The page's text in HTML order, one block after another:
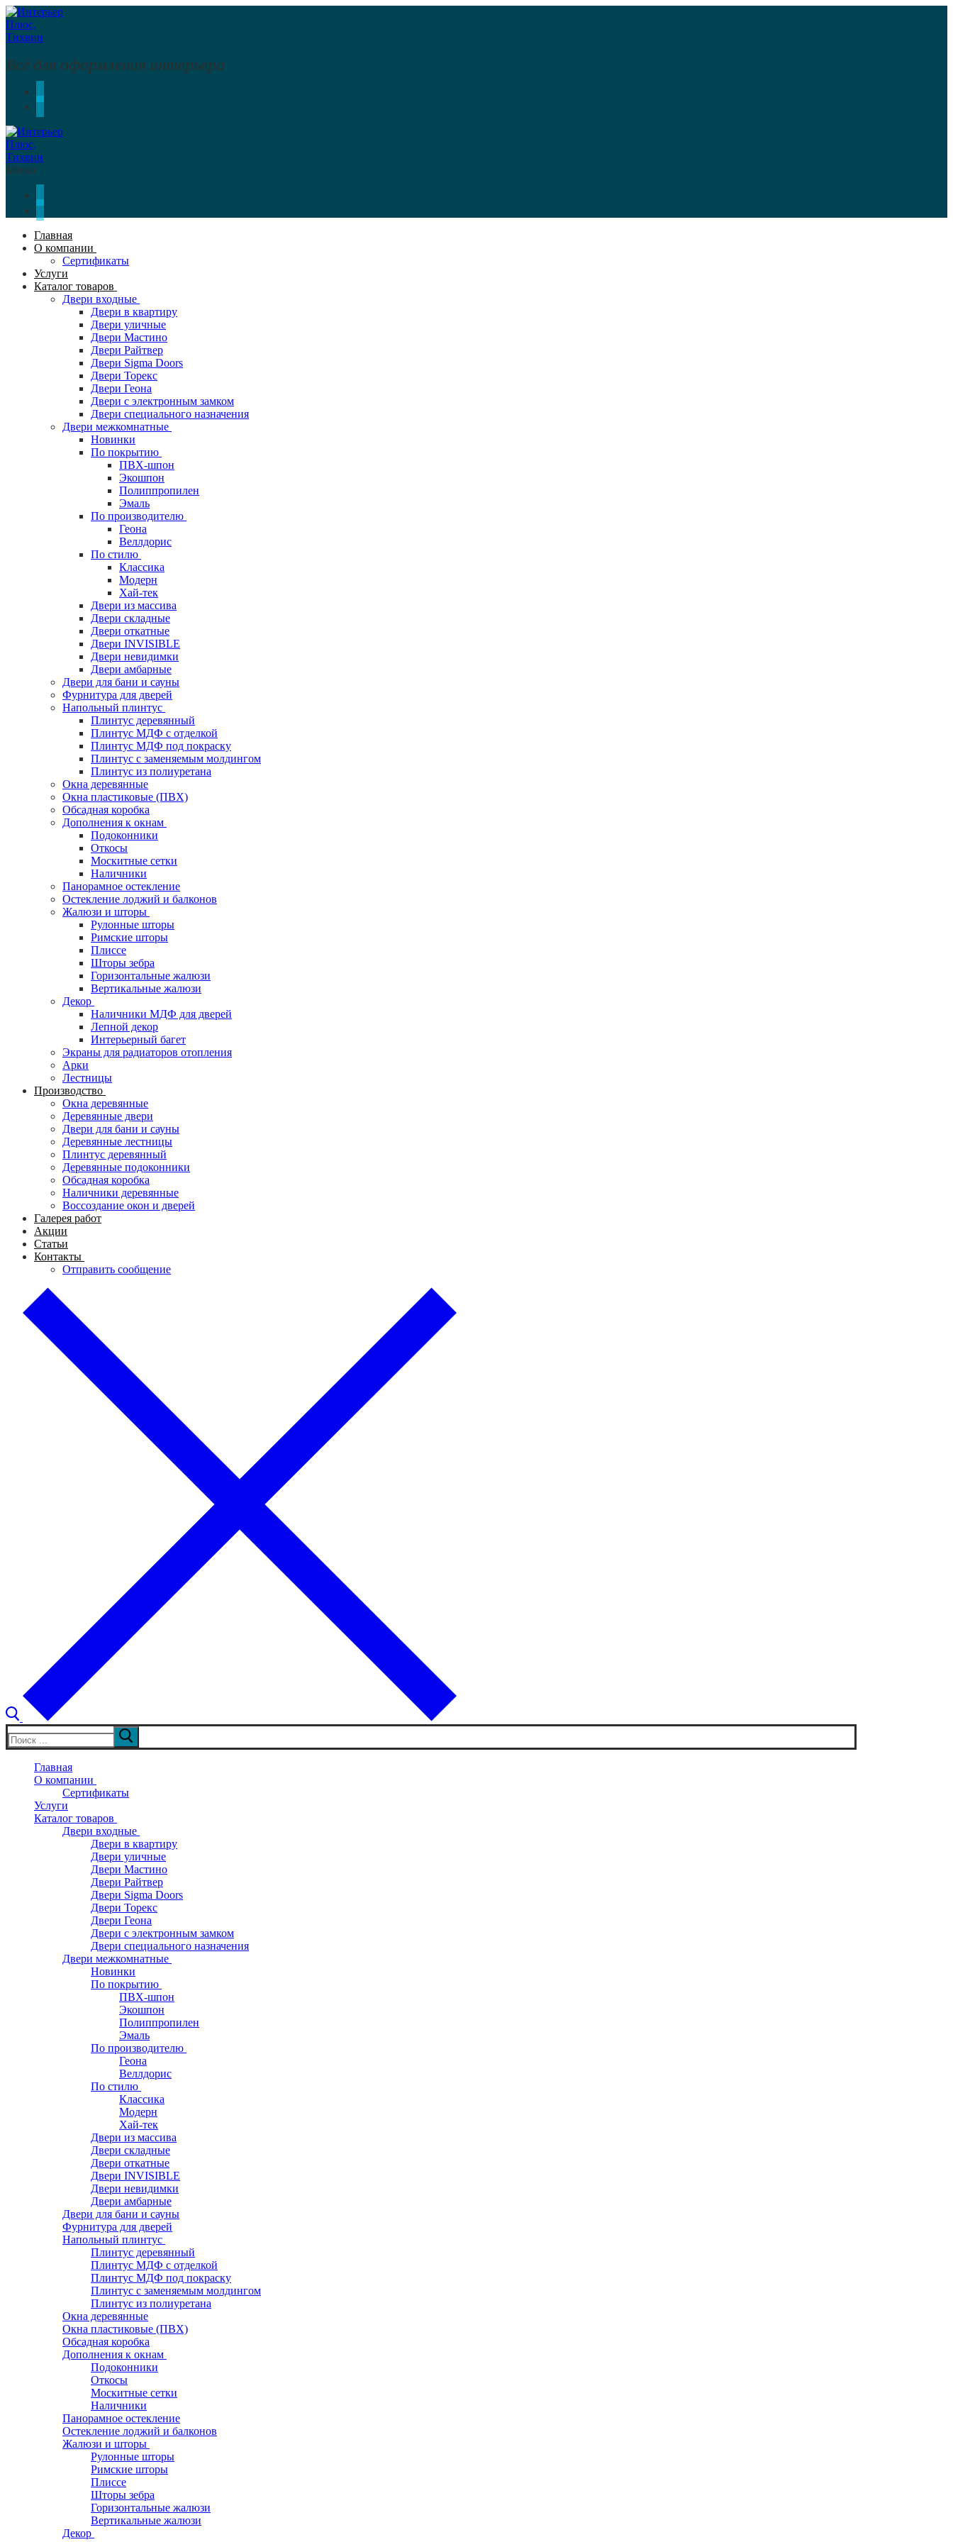
Перейти
к
содержимому
Меню
Закрыть
Всё для оформления интерьера
Меню
Главная
О компании
Сертификаты
Услуги
Каталог товаров
Двери входные
Двери в квартиру
Двери уличные
Двери Мастино
Двери Райтвер
Двери Sigma Doors
Двери Торекс
Двери Геона
Двери с электронным замком
Двери специального назначения
Двери межкомнатные
Новинки
По покрытию
ПВХ-шпон
Экошпон
Полиппропилен
Эмаль
По производителю
Геона
Веллдорис
По стилю
Классика
Модерн
Хай-тек
Двери из массива
Двери складные
Двери откатные
Двери INVISIBLE
Двери невидимки
Двери амбарные
Двери для бани и сауны
Фурнитура для дверей
Напольный плинтус
Плинтус деревянный
Плинтус МДФ с отделкой
Плинтус МДФ под покраску
Плинтус с заменяемым молдингом
Плинтус из полиуретана
Окна деревянные
Окна пластиковые (ПВХ)
Обсадная коробка
Дополнения к окнам
Подоконники
Откосы
Москитные сетки
Наличники
Панорамное остекление
Остекление лоджий и балконов
Жалюзи и шторы
Рулонные шторы
Римские шторы
Плиссе
Шторы зебра
Горизонтальные жалюзи
Вертикальные жалюзи
Декор
Наличники МДФ для дверей
Лепной декор
Интерьерный багет
Экраны для радиаторов отопления
Арки
Лестницы
Производство
Окна деревянные
Деревянные двери
Двери для бани и сауны
Деревянные лестницы
Плинтус деревянный
Деревянные подоконники
Обсадная коробка
Наличники деревянные
Воссоздание окон и дверей
Галерея работ
Акции
Статьи
Контакты
Отправить сообщение
Искать:
Главная
О компании
Сертификаты
Услуги
Каталог товаров
Двери входные
Двери в квартиру
Двери уличные
Двери Мастино
Двери Райтвер
Двери Sigma Doors
Двери Торекс
Двери Геона
Двери с электронным замком
Двери специального назначения
Двери межкомнатные
Новинки
По покрытию
ПВХ-шпон
Экошпон
Полиппропилен
Эмаль
По производителю
Геона
Веллдорис
По стилю
Классика
Модерн
Хай-тек
Двери из массива
Двери складные
Двери откатные
Двери INVISIBLE
Двери невидимки
Двери амбарные
Двери для бани и сауны
Фурнитура для дверей
Напольный плинтус
Плинтус деревянный
Плинтус МДФ с отделкой
Плинтус МДФ под покраску
Плинтус с заменяемым молдингом
Плинтус из полиуретана
Окна деревянные
Окна пластиковые (ПВХ)
Обсадная коробка
Дополнения к окнам
Подоконники
Откосы
Москитные сетки
Наличники
Панорамное остекление
Остекление лоджий и балконов
Жалюзи и шторы
Рулонные шторы
Римские шторы
Плиссе
Шторы зебра
Горизонтальные жалюзи
Вертикальные жалюзи
Декор